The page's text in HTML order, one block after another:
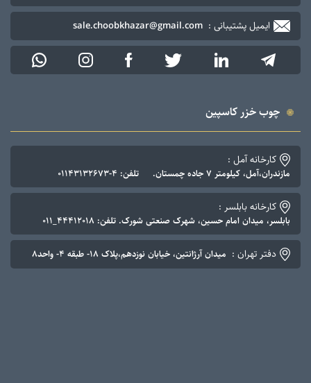
ایمیل پشتیبانی : sale.choobkhazar@gmail.com
چوب خزر کاسپین
کارخانه آمل :
مازندران،آمل، کیلومتر ۷ جاده چمستان. تلفن: ۴-۰۱۱۴۳۱۳۲۶۷۳
کارخانه بابلسر :
بابلسر، میدان امام حسین، شهرک صنعتی شورک. تلفن: ۴۴۴۱۲۰۱۸_۰۱۱
دفتر تهران : میدان آرژانتین، خیابان نوزدهم،پلاک ۱۸- طبقه ۴- واحد۸